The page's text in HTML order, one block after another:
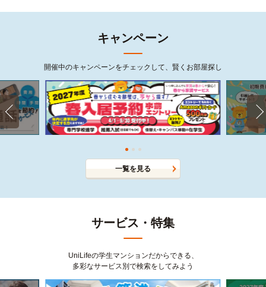
キャンペーン
開催中のキャンペーンをチェックして、賢くお部屋探し
一覧を見る
サービス・特集
UniLifeの学生マンションだからできる、
多彩なサービス別で検索をしてみよう